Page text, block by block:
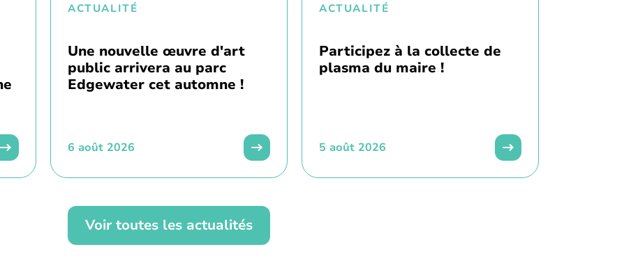
ACTUALITÉ
Une nouvelle œuvre d'art
public arrivera au parc
Edgewater cet automne !
6 août 2026
ACTUALITÉ
Participez à la collecte de
plasma du maire !
5 août 2026
Voir toutes les actualités